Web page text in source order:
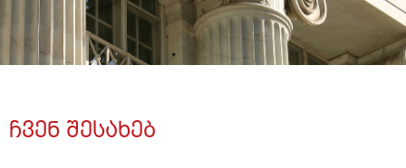
ᲩᲕᲔᲜ ᲨᲔᲡᲐᲮᲔᲑ